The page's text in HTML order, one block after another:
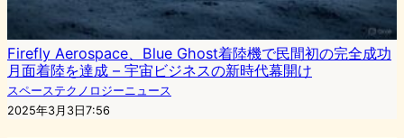
Firefly Aerospace、Blue Ghost着陸機で民間初の完全成功
月面着陸を達成 – 宇宙ビジネスの新時代幕開け
スペーステクノロジーニュース
2025年3月3日7:56